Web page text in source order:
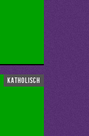
katholisch